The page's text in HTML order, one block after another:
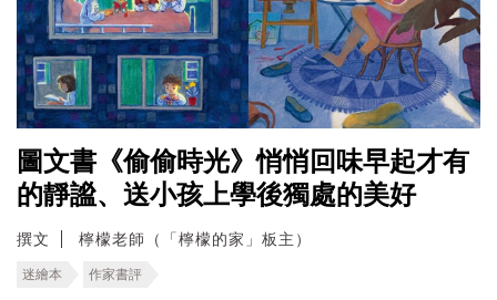
圖文書《偷偷時光》悄悄回味早起才有
的靜謐、送小孩上學後獨處的美好
撰文 檸檬老師（「檸檬的家」板主）
迷繪本 作家書評